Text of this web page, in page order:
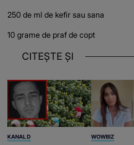
250 de ml de kefir sau sana
10 grame de praf de copt
CITEȘTE ȘI
KANAL D WOWBIZ